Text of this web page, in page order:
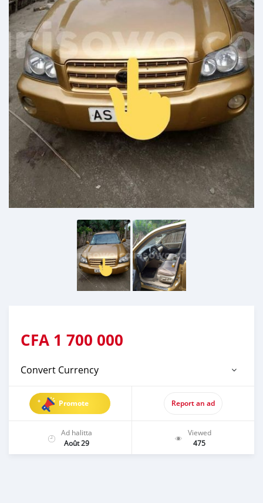
CFA 1 700 000
Convert Currency
Promote Report an ad
Ad halitta
Août 29
Viewed
475